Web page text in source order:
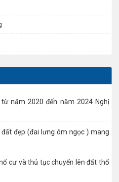
năm 2020 đến năm 2024 Nghị
đẹp (đai lưng ôm ngọc ) mang
cư và thủ tục chuyển lên đất thổ